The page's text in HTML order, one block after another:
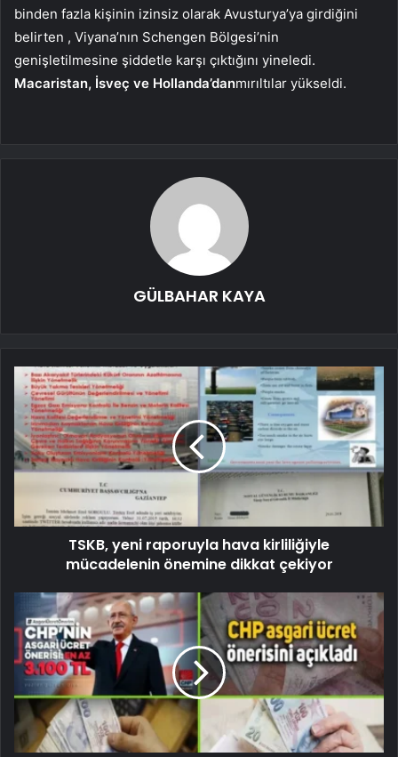
binden fazla kişinin izinsiz olarak Avusturya’ya girdiğini
belirten , Viyana’nın Schengen Bölgesi’nin
genişletilmesine şiddetle karşı çıktığını yineledi.
Macaristan, İsveç ve Hollanda’danmırıltılar yükseldi.
GÜLBAHAR KAYA
TSKB, yeni raporuyla hava kirliliğiyle
mücadelenin önemine dikkat çekiyor